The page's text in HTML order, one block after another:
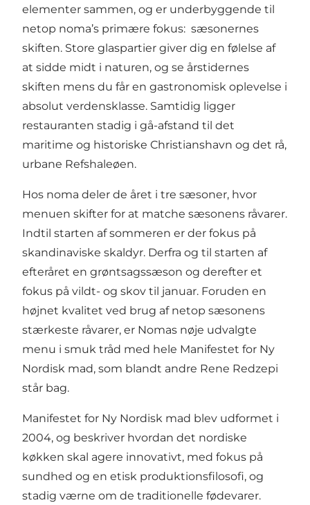
elementer sammen, og er underbyggende til
netop noma’s primære fokus: sæsonernes
skiften. Store glaspartier giver dig en følelse af
at sidde midt i naturen, og se årstidernes
skiften mens du får en gastronomisk oplevelse i
absolut verdensklasse. Samtidig ligger
restauranten stadig i gå-afstand til det
maritime og historiske Christianshavn og det rå,
urbane Refshaleøen.
Hos noma deler de året i tre sæsoner, hvor
menuen skifter for at matche sæsonens råvarer.
Indtil starten af sommeren er der fokus på
skandinaviske skaldyr. Derfra og til starten af
efteråret en grøntsagssæson og derefter et
fokus på vildt- og skov til januar. Foruden en
højnet kvalitet ved brug af netop sæsonens
stærkeste råvarer, er Nomas nøje udvalgte
menu i smuk tråd med hele Manifestet for Ny
Nordisk mad, som blandt andre Rene Redzepi
står bag.
Manifestet for Ny Nordisk mad blev udformet i
2004, og beskriver hvordan det nordiske
køkken skal agere innovativt, med fokus på
sundhed og en etisk produktionsfilosofi, og
stadig værne om de traditionelle fødevarer.